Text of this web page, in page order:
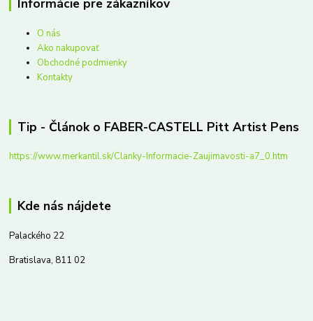
O nás
Ako nakupovať
Obchodné podmienky
Kontakty
Tip - Článok o FABER-CASTELL Pitt Artist Pens
https://www.merkantil.sk/Clanky-Informacie-Zaujimavosti-a7_0.htm
Kde nás nájdete
Palackého 22
Bratislava, 811 02